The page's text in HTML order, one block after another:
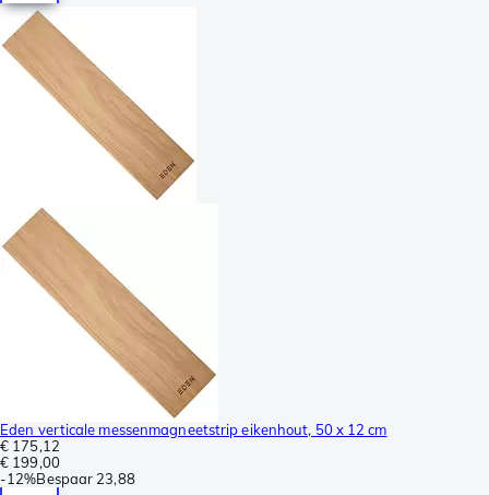
Eden verticale messenmagneetstrip eikenhout, 50 x 12 cm
€ 175,12
€ 199,00
-12%Bespaar 23,88